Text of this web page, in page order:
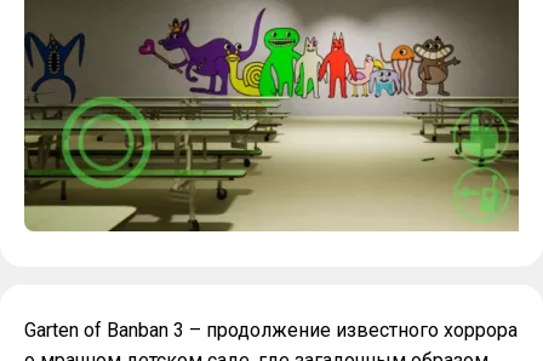
Garten of Banban 3 – продолжение известного хоррора